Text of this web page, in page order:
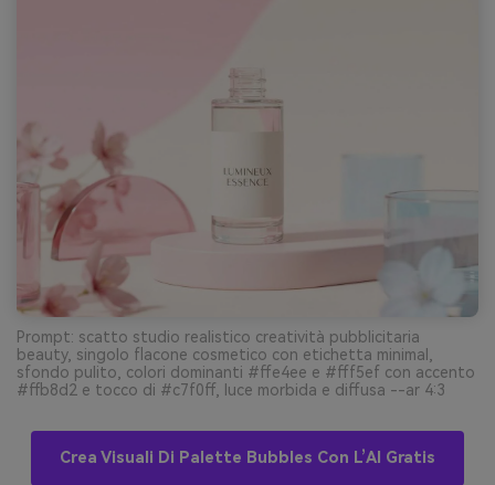
Prompt: scatto studio realistico creatività pubblicitaria
beauty, singolo flacone cosmetico con etichetta minimal,
sfondo pulito, colori dominanti #ffe4ee e #fff5ef con accento
#ffb8d2 e tocco di #c7f0ff, luce morbida e diffusa --ar 4:3
Crea Visuali Di Palette Bubbles Con L’AI Gratis